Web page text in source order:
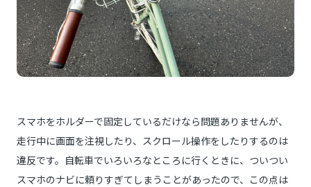
スマホをホルダーで固定しているだけなら問題ありませんが、
走行中に画面を注視したり、スクロール操作をしたりするのは
違反です。自転車でいろいろなところに行くときに、ついつい
スマホのナビに頼りすぎてしまうことがあったので、この点は